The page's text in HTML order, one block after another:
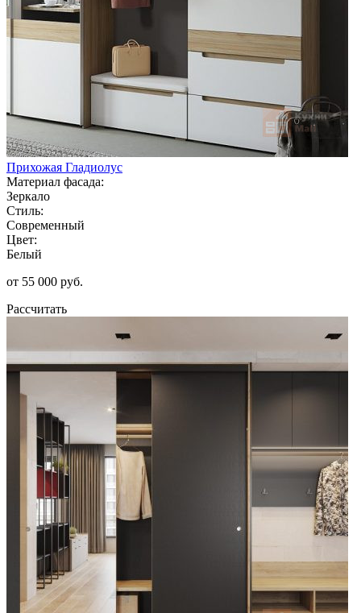
Прихожая Гладиолус
Материал фасада:
Зеркало
Стиль:
Современный
Цвет:
Белый
от 55 000 руб.
Рассчитать